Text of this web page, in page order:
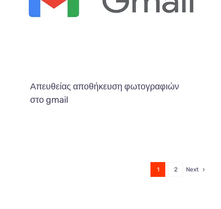
Απευθείας αποθήκευση φωτογραφιών
στο gmail
1 2 Next